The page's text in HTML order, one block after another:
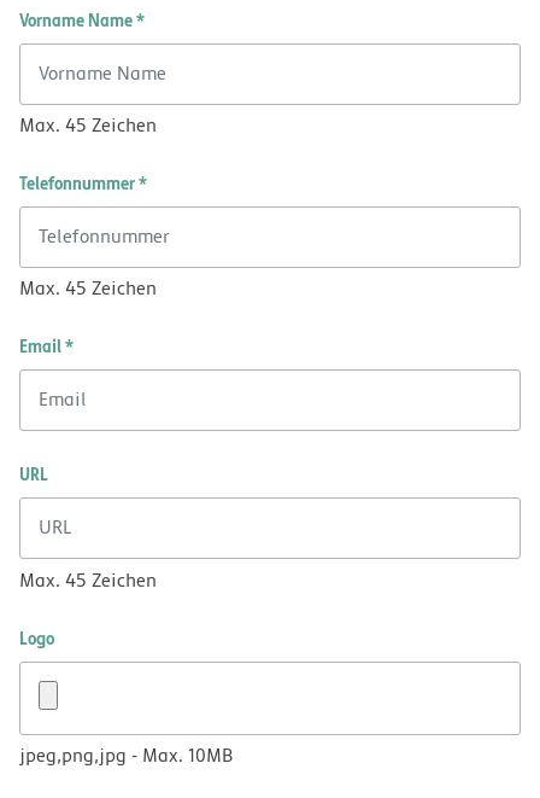
Vorname Name *
Max. 45 Zeichen
Telefonnummer *
Max. 45 Zeichen
Email *
URL
Max. 45 Zeichen
Logo
jpeg,png,jpg - Max. 10MB